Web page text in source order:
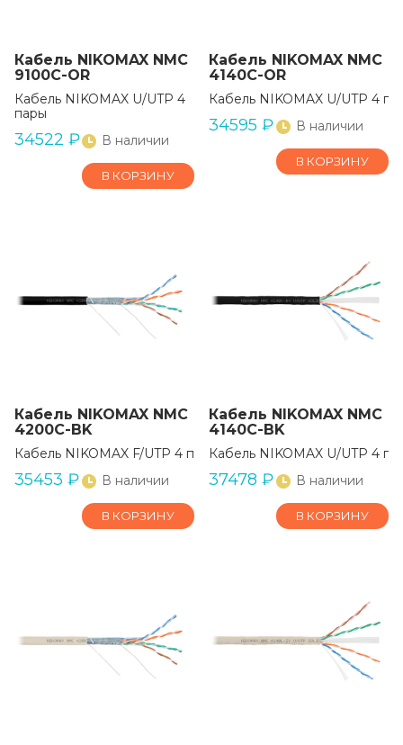
Кабель NIKOMAX NMC
9100C-OR
Кабель NIKOMAX U/UTP 4
пары
34522 ₽ В наличии
В КОРЗИНУ
Кабель NIKOMAX NMC
4140C-OR
Кабель NIKOMAX U/UTP 4
34595 ₽ В наличии
В КОРЗИНУ
Кабель NIKOMAX NMC
4200C-BK
Кабель NIKOMAX F/UTP 4 пары, Кат.5e (Класс D)
35453 ₽ В наличии
В КОРЗИНУ
Кабель NIKOMAX NMC
4140C-BK
Кабель NIKOMAX U/UTP 4
37478 ₽ В наличии
В КОРЗИНУ